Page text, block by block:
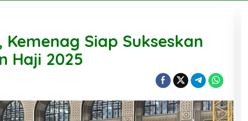
Kemenag Siap Sukseskan
Haji 2025
KBIHU Pada Jalurnya